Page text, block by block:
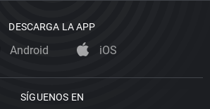
DESCARGA LA APP
Android iOS
SÍGUENOS EN